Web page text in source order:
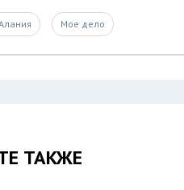
Мое дело
ТАКЖЕ